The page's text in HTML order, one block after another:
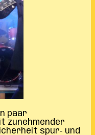
paar
zunehmender
spür- und